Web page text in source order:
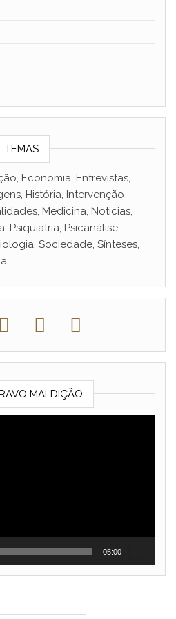
TEMAS
Economia, Entrevistas,
História, Intervenção
Medicina, Noticias,
Psiquiatria, Psicanálise,
Sociedade, Sínteses,
MALDIÇÃO
05:00